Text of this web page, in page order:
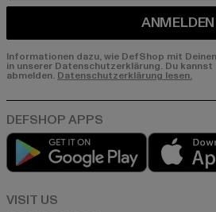
ANMELDEN
Informationen dazu, wie DefShop mit
in unserer Datenschutzerklärung. Du
abmelden. Datenschutzerklärung lesen.
Play